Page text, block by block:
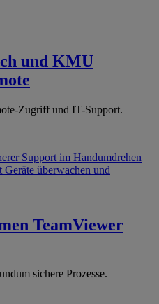
und KMU
Zugriff und IT-Support.
Support im Handumdrehen
Geräte überwachen und
TeamViewer
sichere Prozesse.